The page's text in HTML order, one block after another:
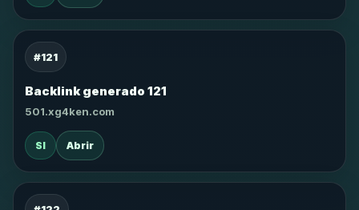
#121
Backlink generado 121
501.xg4ken.com
SI Abrir